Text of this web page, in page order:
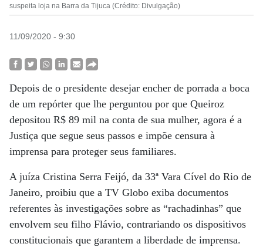
suspeita loja na Barra da Tijuca (Crédito: Divulgação)
11/09/2020 - 9:30
Depois de o presidente desejar encher de porrada a boca
de um repórter que lhe perguntou por que Queiroz
depositou R$ 89 mil na conta de sua mulher, agora é a
Justiça que segue seus passos e impõe censura à
imprensa para proteger seus familiares.
A juíza Cristina Serra Feijó, da 33ª Vara Cível do Rio de
Janeiro, proibiu que a TV Globo exiba documentos
referentes às investigações sobre as “rachadinhas” que
envolvem seu filho Flávio, contrariando os dispositivos
constitucionais que garantem a liberdade de imprensa.